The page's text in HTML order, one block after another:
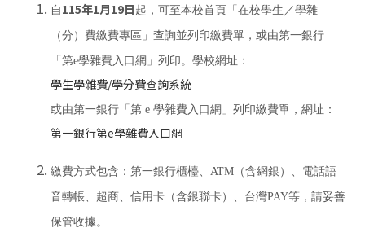
自 115年1月19日 起，可至本校首頁「在校學生／學雜
（分）費繳費專區」查詢並列印繳費單，或由第一銀行
「第e學雜費入口網」列印。學校網址：
學生學雜費/學分費查詢系統
或由第一銀行「第 e 學雜費入口網」列印繳費單，網址：
第一銀行第e學雜費入口網
繳費方式包含：第一銀行櫃檯、ATM（含網銀）、電話語
音轉帳、超商、信用卡（含銀聯卡）、台灣PAY等，請妥善
保管收據。